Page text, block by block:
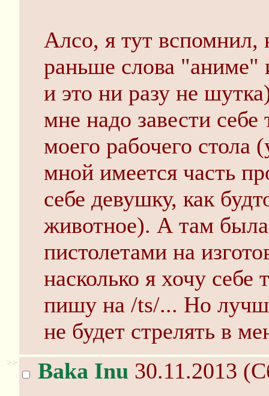
Алсо, я тут вспомнил,
раньше слова
и это ни разу не
мне надо завести
моего рабочего стола
мной имеется часть
себе девушку, как
животное). А там
пистолетами на
насколько я хочу
пишу на /ts/... Но
не будет стрелять в
>> Baka Inu 30.11.2013